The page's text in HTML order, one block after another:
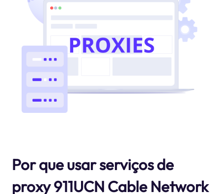
Por que usar serviços de
proxy 911UCN Cable Network